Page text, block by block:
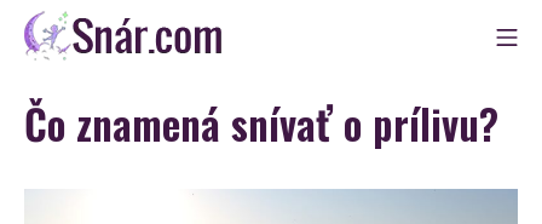
Skip
Snár
Čo znamená snívať o prílivu?